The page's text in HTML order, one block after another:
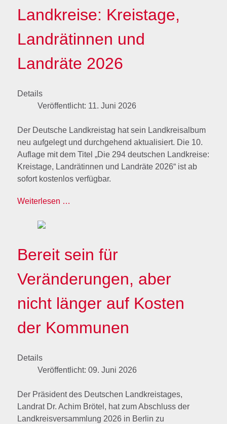
Landkreise: Kreistage,
Landrätinnen und
Landräte 2026
Details
Veröffentlicht: 11. Juni 2026
Der Deutsche Landkreistag hat sein Landkreisalbum
neu aufgelegt und durchgehend aktualisiert. Die 10.
Auflage mit dem Titel „Die 294 deutschen Landkreise:
Kreistage, Landrätinnen und Landräte 2026“ ist ab
sofort kostenlos verfügbar.
Weiterlesen …
Bereit sein für
Veränderungen, aber
nicht länger auf Kosten
der Kommunen
Details
Veröffentlicht: 09. Juni 2026
Der Präsident des Deutschen Landkreistages,
Landrat Dr. Achim Brötel, hat zum Abschluss der
Landkreisversammlung 2026 in Berlin zu